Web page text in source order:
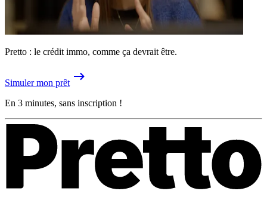
Pretto : le crédit immo, comme ça devrait être.
Simuler mon prêt
En 3 minutes, sans inscription !